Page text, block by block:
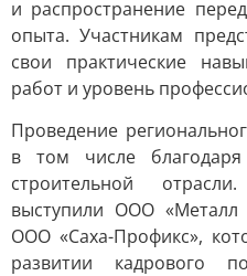
и распространение
опыта. Участникам
свои практические
работ и уровень
Проведение
в том числе
строительной
выступили ООО
ООО «Саха-Профикс»,
развитии кадрового